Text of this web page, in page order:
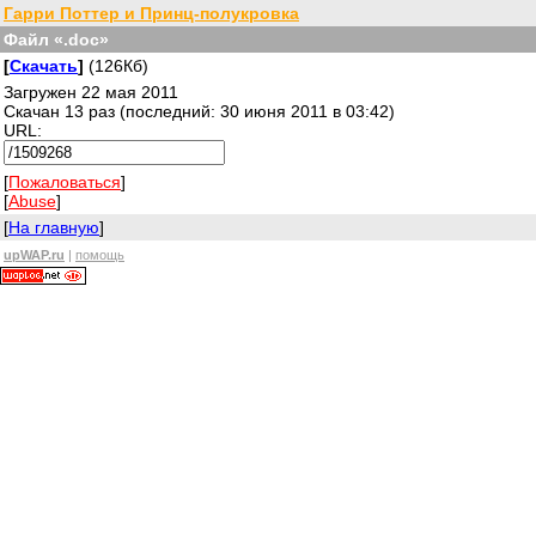
Гарри Поттер и Принц-полукровка
Файл «.doc»
[Скачать] (126Кб)
Загружен 22 мая 2011
Скачан 13 раз (последний: 30 июня 2011 в 03:42)
URL:
[Пожаловаться]
[Abuse]
[На главную]
upWAP.ru | помощь